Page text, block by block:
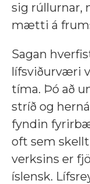
sig rúllurnar,
mætti á
Sagan
lífsviðurværi
tíma. Þó að
stríð og
fyndin
oft sem
verksins er
íslensk.